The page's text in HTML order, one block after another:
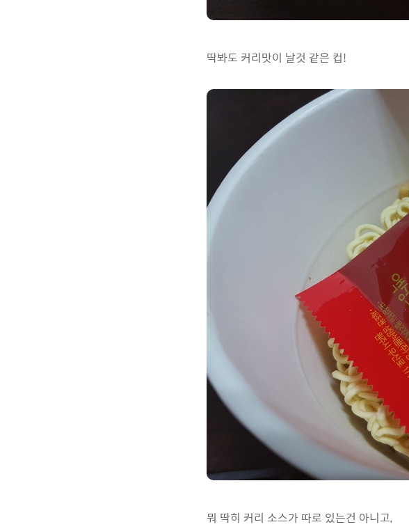
딱봐도 커리맛이 날것 같은 컵!
뭐 딱히 커리 소스가 따로 있는건 아니고,